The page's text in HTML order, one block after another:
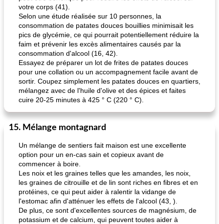
votre corps (41).
Selon une étude réalisée sur 10 personnes, la
consommation de patates douces bouillies minimisait les
pics de glycémie, ce qui pourrait potentiellement réduire la
faim et prévenir les excès alimentaires causés par la
consommation d'alcool (16, 42).
Essayez de préparer un lot de frites de patates douces
pour une collation ou un accompagnement facile avant de
sortir. Coupez simplement les patates douces en quartiers,
mélangez avec de l'huile d'olive et des épices et faites
cuire 20-25 minutes à 425 ° C (220 ° C).
15. Mélange montagnard
Un mélange de sentiers fait maison est une excellente
option pour un en-cas sain et copieux avant de
commencer à boire.
Les noix et les graines telles que les amandes, les noix,
les graines de citrouille et de lin sont riches en fibres et en
protéines, ce qui peut aider à ralentir la vidange de
l'estomac afin d'atténuer les effets de l'alcool (43, ).
De plus, ce sont d'excellentes sources de magnésium, de
potassium et de calcium, qui peuvent toutes aider à